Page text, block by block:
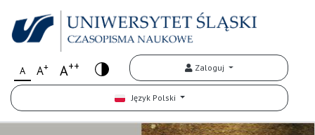
A A+ A++ Zaloguj
Język Polski